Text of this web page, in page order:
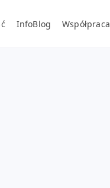
InfoBlog Współpraca